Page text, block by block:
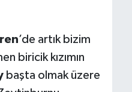
’de artık bizim
biricik kızımın
başta olmak üzere